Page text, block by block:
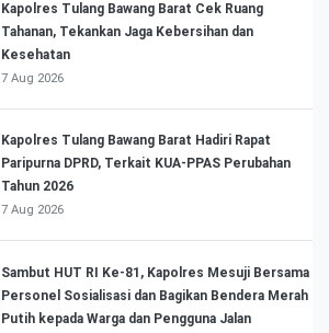
Kapolres Tulang Bawang Barat Cek Ruang
Tahanan, Tekankan Jaga Kebersihan dan
Kesehatan
7 Aug 2026
Kapolres Tulang Bawang Barat Hadiri Rapat
Paripurna DPRD, Terkait KUA-PPAS Perubahan
Tahun 2026
7 Aug 2026
Sambut HUT RI Ke-81, Kapolres Mesuji Bersama
Personel Sosialisasi dan Bagikan Bendera Merah
Putih kepada Warga dan Pengguna Jalan